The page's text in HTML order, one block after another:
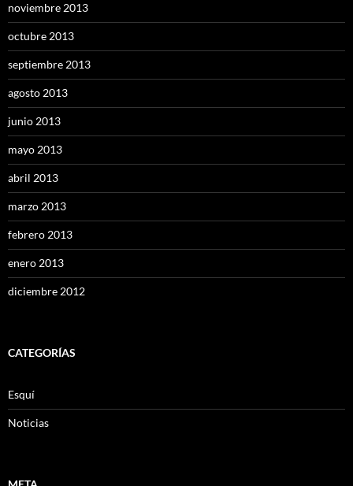
noviembre 2013
octubre 2013
septiembre 2013
agosto 2013
junio 2013
mayo 2013
abril 2013
marzo 2013
febrero 2013
enero 2013
diciembre 2012
CATEGORÍAS
Esquí
Noticias